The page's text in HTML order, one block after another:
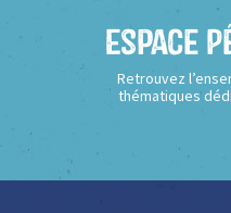
Espace
Retrouvez
thématiques